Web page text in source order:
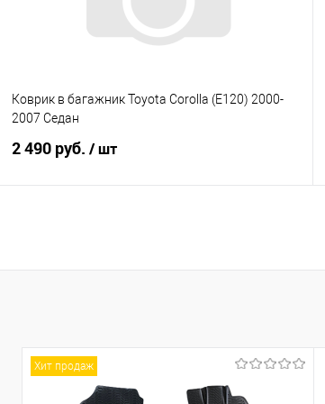
Коврик в багажник Toyota Corolla (E120) 2000-
2007 Седан
2 490 руб. / шт
Купить в 1 клик
Сравнение
Хит продаж